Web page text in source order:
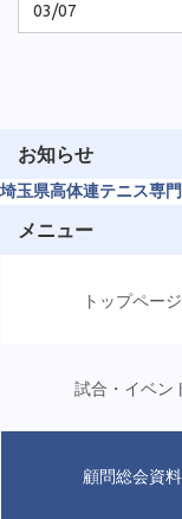
03/07
お知らせ
埼玉県高体連テニス専
メニュー
トップページ
試合・イベン
顧問総会資料